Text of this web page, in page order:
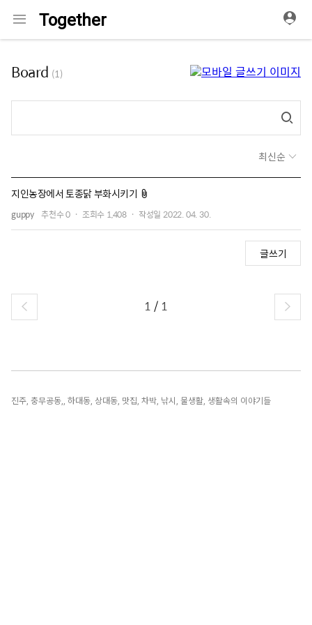
메Together
Board (1)
최신순
지인농장에서 토종닭 부화시키기
guppy 추천수0 조회수 1,408 작성일 2022. 04. 30.
글쓰기
1 / 1
진주, 충무공동,, 하대동, 상대동, 맛집, 차박, 낚시, 물생활, 생활속의 이야기들